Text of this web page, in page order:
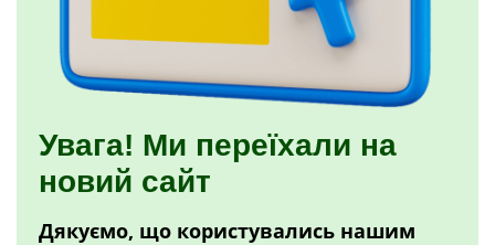
Увага! Ми переїхали на
новий сайт
Дякуємо, що користувались нашим